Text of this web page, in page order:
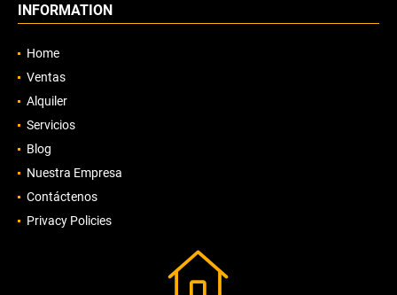
INFORMATION
Home
Ventas
Alquiler
Servicios
Blog
Nuestra Empresa
Contáctenos
Privacy Policies